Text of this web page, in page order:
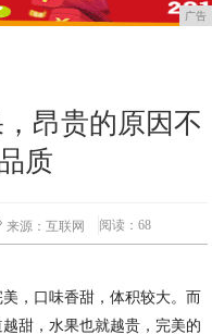
广告
昂贵的原因不
质
来源：互联网 阅读：68
，口味香甜，体积较大。而
甜，水果也就越贵，完美的